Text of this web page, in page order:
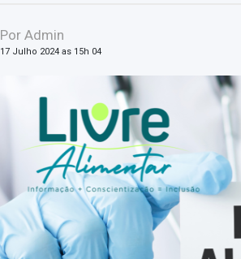
Por Admin
17 Julho 2024 as 15h 04